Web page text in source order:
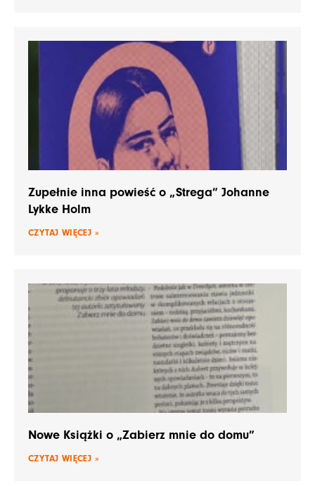
Zupełnie inna powieść o „Strega” Johanne
Lykke Holm
CZYTAJ WIĘCEJ »
Nowe Książki o „Zabierz mnie do domu”
CZYTAJ WIĘCEJ »